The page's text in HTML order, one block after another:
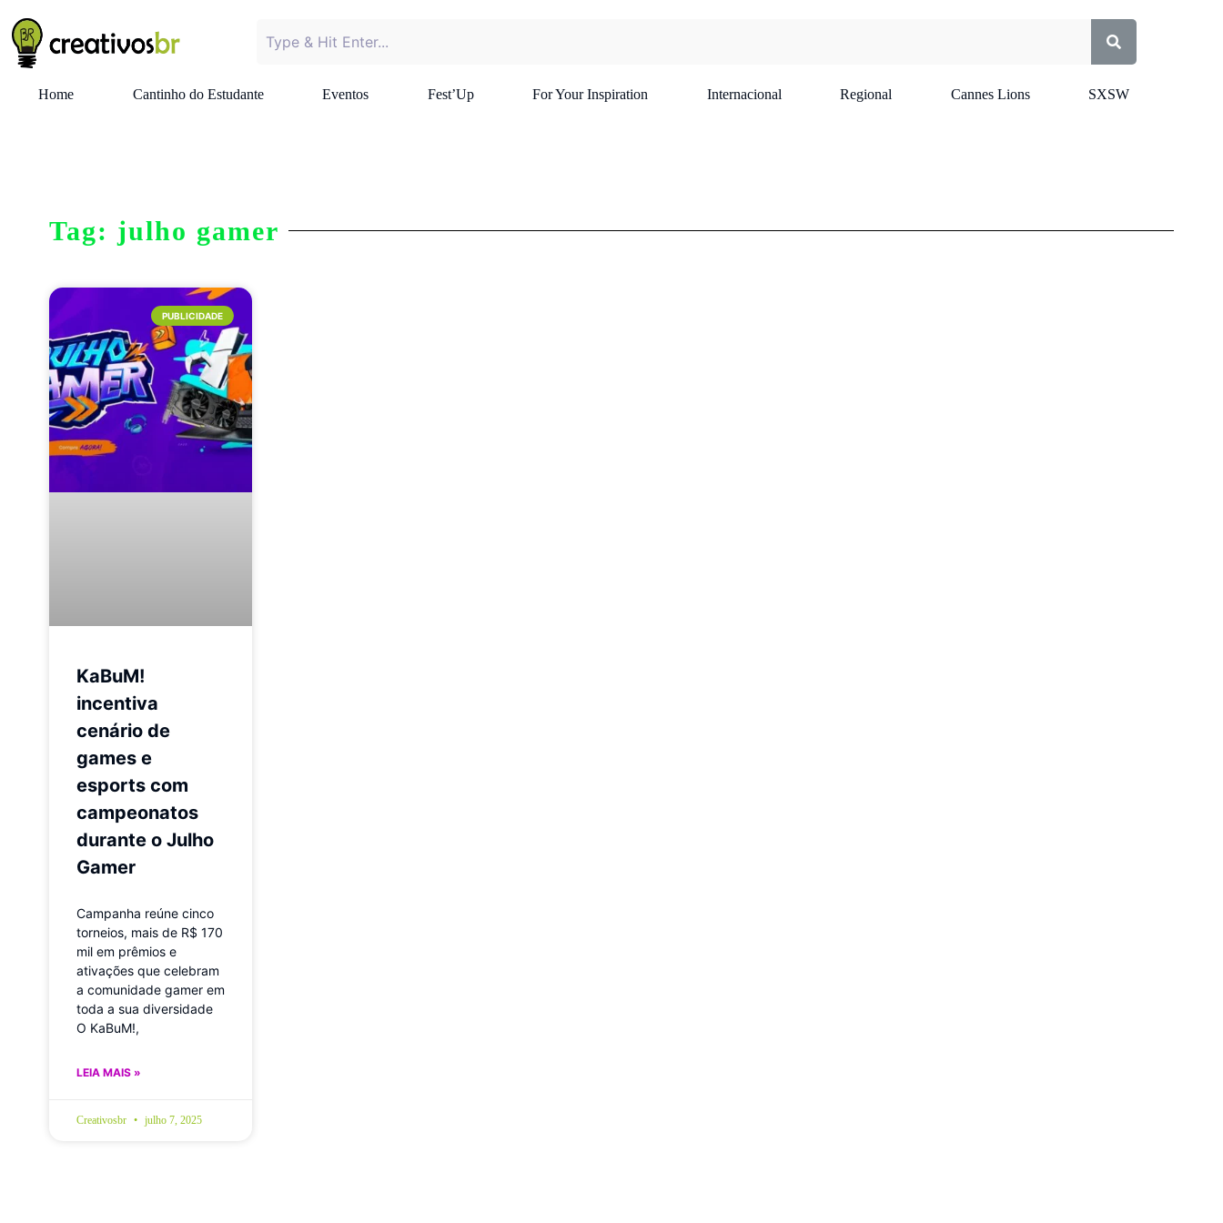
Home Cantinho do Estudante Eventos Fest’Up For Your Inspiration Internacional Regional Cannes Lions SXSW
Tag: julho gamer
PUBLICIDADE
KaBuM!
incentiva
cenário de
games e
esports com
campeonatos
durante o Julho
Gamer
Campanha reúne cinco
torneios, mais de R$ 170
mil em prêmios e
ativações que celebram
a comunidade gamer em
toda a sua diversidade
O KaBuM!,
LEIA MAIS »
Creativosbr julho 7, 2025